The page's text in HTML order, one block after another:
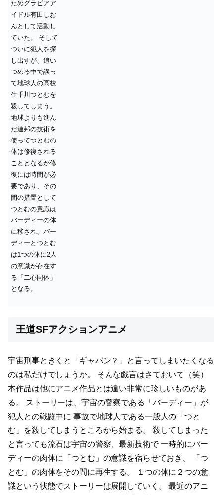
ためグラビアア
イドル有田しお
んとして活動し
ていた。
そして
ついに犯人を探
し出すが、追い
つめる中で誤っ
て地球人の高校
生千川つとむを
殺してしまう。
地球よりも進ん
だ連邦の技術を
使ってつとむの
体は修復される
こととなるが修
復には時間が必
要であり、その
間の措置として
つとむの意識は
バーディーの体
に移され、バー
ディーとつとむ
は1つの体に2人
の意識が存在す
る「二心同体」
となる。
王道SFアクションアニメ
宇宙刑事ときくと「ギャバン？」と言ってしまいたくなる
のは私だけでしょうか。
そんな戯言はさておいて（笑）
本作品は他にアニメ作品とは違い非常に珍しいものがあ
る。
ストーリーは、宇宙の警察である「バーディー」が
犯人との戦闘中に 事故で地球人である一般人の「つと
む」を殺してしまうところから始まる。
殺してしまった
と言っても流石は宇宙の警察、最新技術で一時的にバー
ディーの肉体に「つとむ」の意識を宿らせておき、
「つ
とむ」の肉体をその間に再生する。
１つの体に２つの意
識という状態でストーリーは展開していく。
最近のアニ